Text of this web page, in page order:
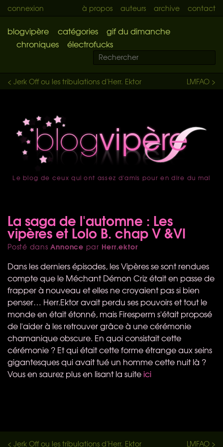
connexion à propos auteurs archive contact
blogvipère catégories
gif du dimanche
chroniques
électrofucks
LMFAO >
< Jerk Off ou les tribulations d'Herr. Ektor
accueil
Le blog de ceux qui ont assez d'amis pour en dire du mal
La saga de l'automne : Les
vipères et Lolo B. chap V &VI
Posté dansAnnonce par Herr.ektor
Dans les derniers épisodes, les Vipères se sont rendues
compte que le Méchant Démon Criz était en passe de
frapper à nouveau et elles ne croyaient pas si bien
penser… Herr.Ektor avait perdu ses pouvoirs et tout le
monde en était étonné, mais Firesperm s'était proposé
de l'aider à les retrouver grâce à une cérémonie
chamanique obscure. En quoi consistait cette
cérémonie ? Et qui était cette forme étrange aux seins
gigantesques qui avait tué un homme cette nuit là ?
Vous en saurez plus en lisant la suite ici
LMFAO >
< Jerk Off ou les tribulations d'Herr. Ektor